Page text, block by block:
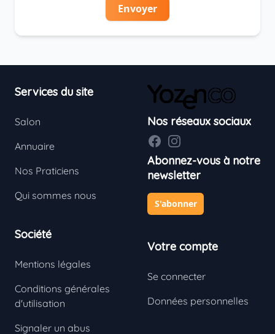
Envoyer
Services du site
Salon
Annuaire
Nos Praticiens
Qui sommes nous
Société
Mentions légales
Conditions générales
d'utilisation
Signaler un abus
Nos réseaux sociaux
FacebookInstagram
Abonnez-vous à notre
newsletter
S'abonner
Votre compte
Se connecter
Données personnelles